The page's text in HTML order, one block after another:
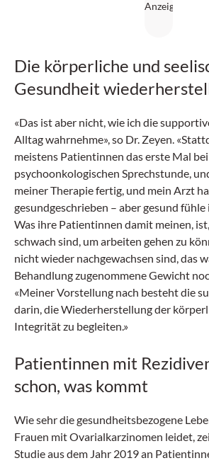
Die körperliche und
Gesundheit
«Das ist aber nicht, wie ich die
Alltag wahrnehme», so Dr. Zeyen.
meistens Patientinnen das erste Mal
psychoonkologischen Sprechstunde,
meiner Therapie fertig, und mein Arzt
gesundgeschrieben – aber gesund fühle
Was ihre Patientinnen damit meinen,
schwach sind, um arbeiten gehen zu
nicht wieder nachgewachsen sind, das
Behandlung zugenommene Gewicht
«Meiner Vorstellung nach besteht die
darin, die Wiederherstellung der
Integrität zu begleiten.»
Patientinnen mit
schon, was kommt
Wie sehr die gesundheitsbezogene
Frauen mit Ovarialkarzinomen leidet,
Studie aus dem Jahr 2019 an